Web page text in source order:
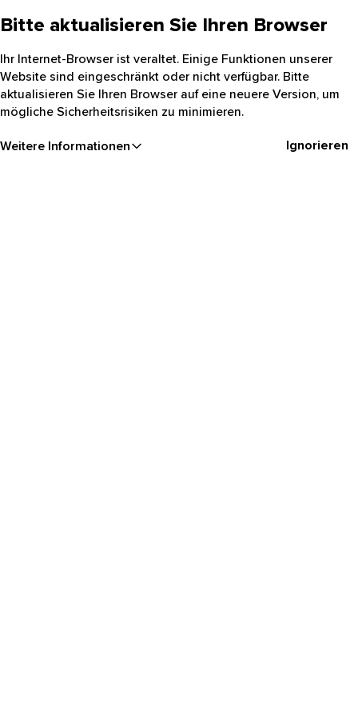
Bitte aktualisieren Sie Ihren Browser
Ihr Internet-Browser ist veraltet. Einige Funktionen unserer
Website sind eingeschränkt oder nicht verfügbar. Bitte
aktualisieren Sie Ihren Browser auf eine neuere Version, um
mögliche Sicherheitsrisiken zu minimieren.
Weitere Informationen Ignorieren